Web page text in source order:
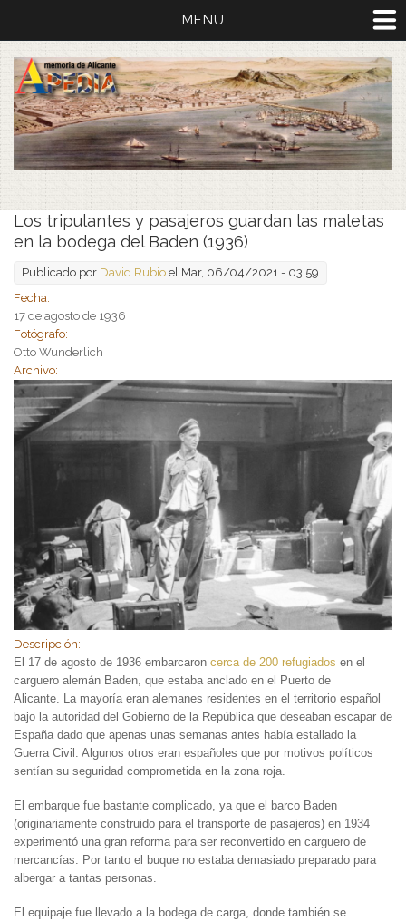
MENU
Los tripulantes y pasajeros guardan las maletas
en la bodega del Baden (1936)
Publicado por David Rubio el Mar, 06/04/2021 - 03:59
Fecha:
17 de agosto de 1936
Fotógrafo:
Otto Wunderlich
Archivo:
Descripción:
El 17 de agosto de 1936 embarcaron cerca de 200 refugiados en el
carguero alemán Baden, que estaba anclado en el Puerto de
Alicante. La mayoría eran alemanes residentes en el territorio español
bajo la autoridad del Gobierno de la República que deseaban escapar de
España dado que apenas unas semanas antes había estallado la
Guerra Civil. Algunos otros eran españoles que por motivos políticos
sentían su seguridad comprometida en la zona roja.
El embarque fue bastante complicado, ya que el barco Baden
(originariamente construido para el transporte de pasajeros) en 1934
experimentó una gran reforma para ser reconvertido en carguero de
mercancías. Por tanto el buque no estaba demasiado preparado para
albergar a tantas personas.
El equipaje fue llevado a la bodega de carga, donde también se